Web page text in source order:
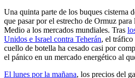
Una quinta parte de los buques cisterna
que pasar por el estrecho de Ormuz
Medio a los mercados mundiales. Tras
Unidos e Israel contra Teherán, el tráfico
cuello de botella ha cesado casi por
el pánico en un mercado energético al
El lunes por la mañana, los precios del